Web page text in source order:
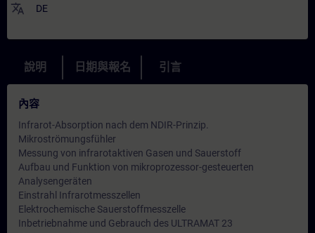
translate DE
說明 日期與報名 引言
內容
Infrarot-Absorption nach dem NDIR-Prinzip.
Mikroströmungsfühler
Messung von infrarotaktiven Gasen und Sauerstoff
Aufbau und Funktion von mikroprozessor-gesteuerten
Analysengeräten
Einstrahl Infrarotmesszellen
Elektrochemische Sauerstoffmesszelle
Inbetriebnahme und Gebrauch des ULTRAMAT 23